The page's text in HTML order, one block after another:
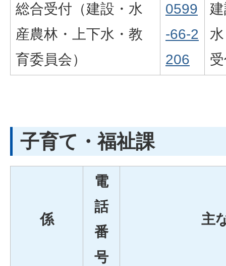
総合受付（建設・水
産農林・上下水・教
育委員会）
0599
-66-2
206
子育て・福祉課
係
電
話
番
号
主